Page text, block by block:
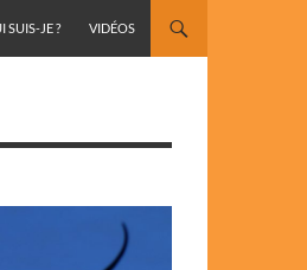
SUIS-JE ? VIDÉOS